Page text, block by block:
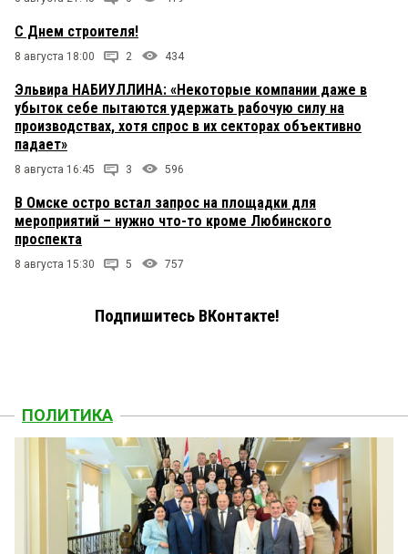
С Днем строителя!
8 августа 18:00 2 434
Эльвира НАБИУЛЛИНА: «Некоторые компании даже в
убыток себе пытаются удержать рабочую силу на
производствах, хотя спрос в их секторах объективно
падает»
8 августа 16:45 3 596
В Омске остро встал запрос на площадки для
мероприятий – нужно что-то кроме Любинского
проспекта
8 августа 15:30 5 757
Подпишитесь ВКонтакте!
ПОЛИТИКА